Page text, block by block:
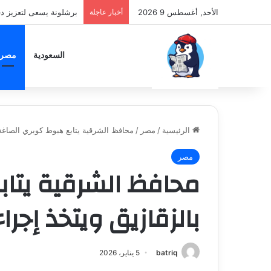
الأحد, أغسطس 9 2026 أخبار عاجلة برشلونة يسعى لتعزيز
السعودية مصر
الرئيسية / مصر / محافظ الشرقية يتابع هبوط كوبري
مصر
محافظ الشرقية
بالزقازيق ويتخذ
batriq 5 يناير، 2026